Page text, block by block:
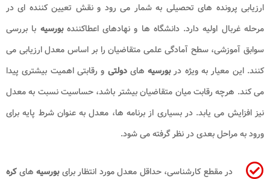
ارزیابی پرونده های تحصیلی به شمار می رود و نقش تعیین کننده ای در
مرحله غربال اولیه دارد. دانشگاه ها و نهادهای اعطاکنندهبورسیه با بررسی
سوابق آموزشی، سطح آمادگی علمی متقاضیان را بر اساس معدل ارزیابی می
کنند. این معیار به ویژه دربورسیه هایدولتی و رقابتی اهمیت بیشتری پیدا
می کند. هرچه رقابت میان متقاضیان بیشتر باشد، حساسیت نسبت به معدل
نیز افزایش می یابد. در بسیاری از برنامه ها، معدل به عنوان شرط پایه برای
ورود به مراحل بعدی در نظر گرفته می شود.
در مقطع کارشناسی، حداقل معدل مورد انتظار برایبورسیه هایکره